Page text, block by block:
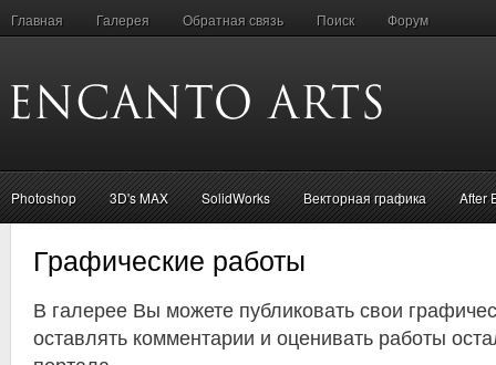
Главная Галерея Обратная связь Поиск Форум
Photoshop 3D's MAX SolidWorks Векторная графика After
Графические работы
В галерее Вы можете публиковать свои
оставлять комментарии и оценивать работы